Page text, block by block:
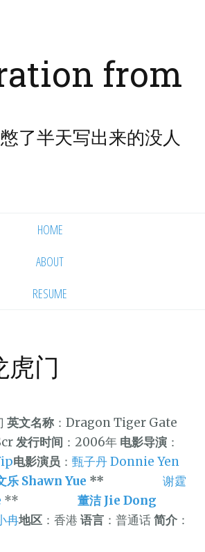
from
了半天写出来的没人
HOME
ABOUT
RESUME
虎门
英文名称 ：Dragon Tiger Gate
发行时间 ：2006年 电影导演 ：
电影演员 ：甄子丹 Donnie Yen
乐 Shawn Yue **谢霆
**董洁 Jie Dong
冉地区 ：香港语言 ：普通话简介 ：